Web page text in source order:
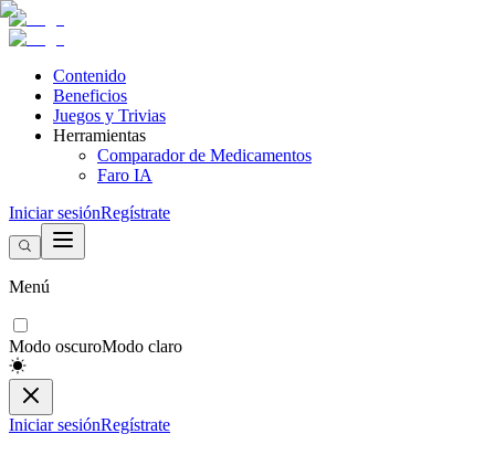
Contenido
Beneficios
Juegos y Trivias
Herramientas
Comparador de Medicamentos
Faro IA
Iniciar sesiónRegístrate
Menú
Modo oscuroModo claro
Iniciar sesiónRegístrate